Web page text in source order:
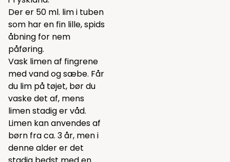
Der er 50 ml. lim i tuben
som har en fin lille, spids
åbning for nem
påføring.
Vask limen af fingrene
med vand og sæbe. Får
du lim på tøjet, bør du
vaske det af, mens
limen stadig er våd.
Limen kan anvendes af
børn fra ca. 3 år, men i
denne alder er det